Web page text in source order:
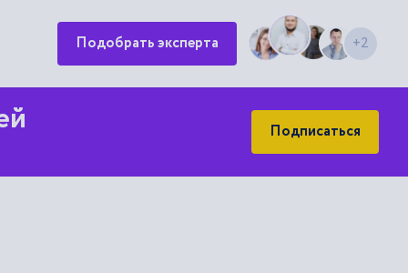
Подобрать эксперта +2
Подписаться